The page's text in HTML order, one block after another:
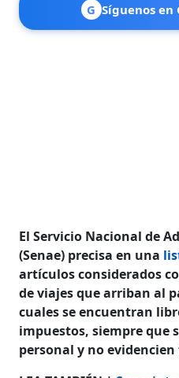
G Síguenos en
El Servicio Nacional de
(Senae) precisa en una
artículos considerados
de viajes que arriban al
cuales se encuentran
impuestos, siempre que
personal y no